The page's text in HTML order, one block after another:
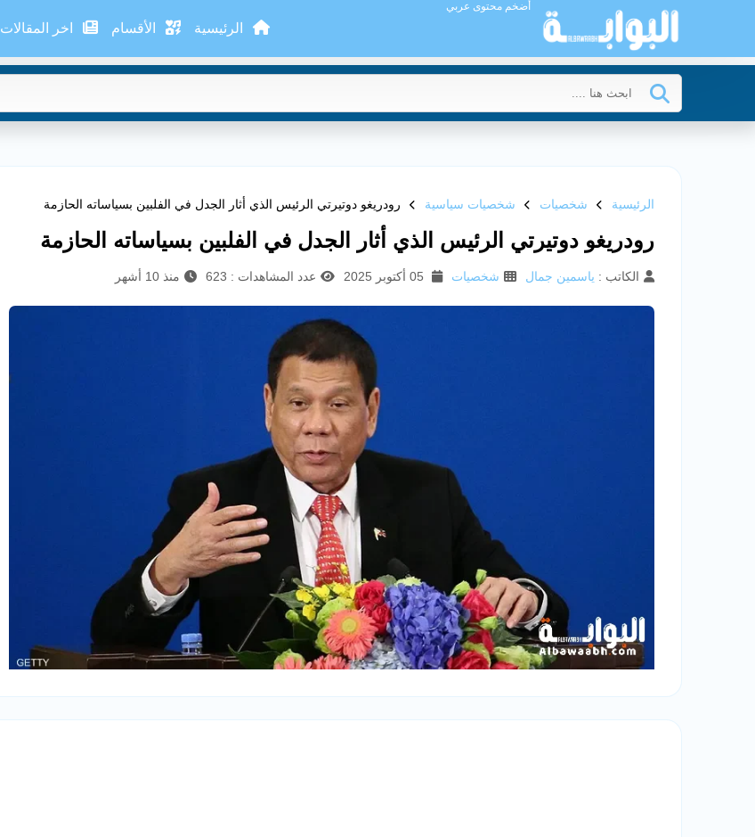
أضخم محتوى عربي
الرئيسية الأقسام اخر المقالات
الرئيسية شخصيات شخصيات سياسية رودريغو دوتيرتي الرئيس الذي أثار الجدل في الفلبين بسياساته الحازمة
رودريغو دوتيرتي الرئيس الذي أثار الجدل في الفلبين بسياساته الحازمة
الكاتب : ياسمين جمال شخصيات عدد المشاهدات : 623 منذ 10 أشهر